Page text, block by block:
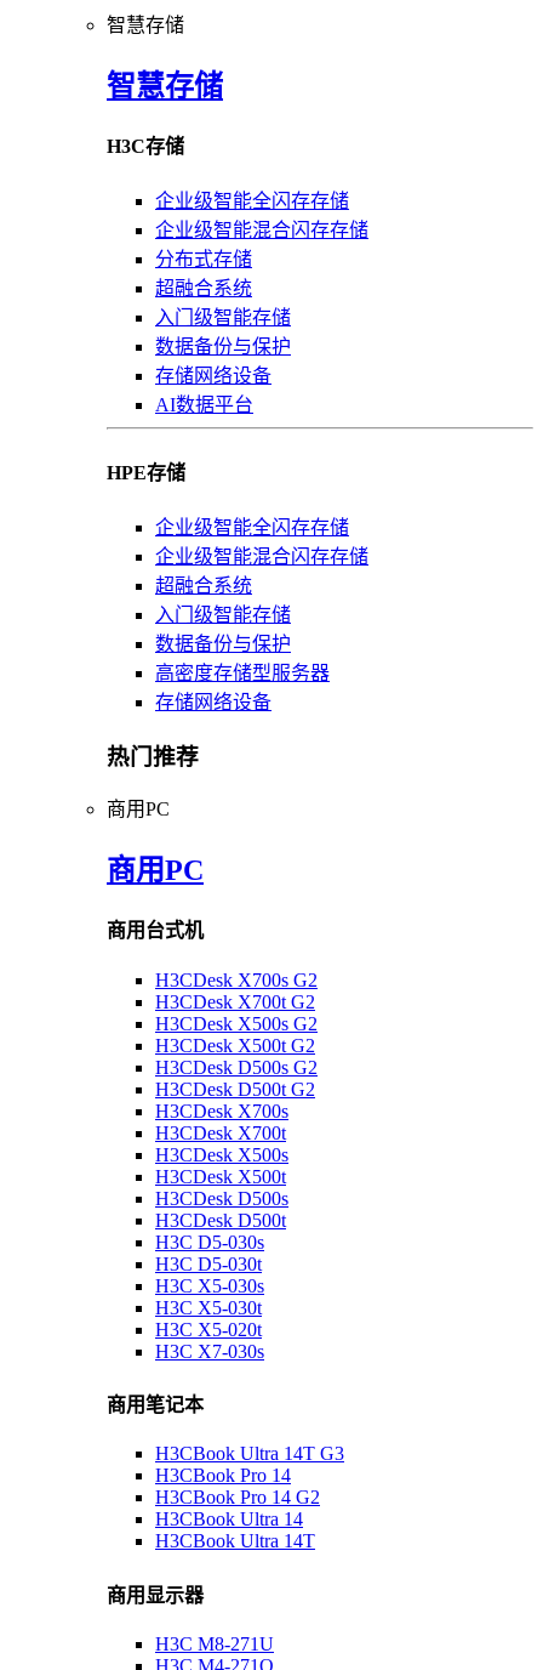
智慧存储
智慧存储
H3C存储
企业级智能全闪存存储
企业级智能混合闪存存储
分布式存储
超融合系统
入门级智能存储
数据备份与保护
存储网络设备
AI数据平台
HPE存储
企业级智能全闪存存储
企业级智能混合闪存存储
超融合系统
入门级智能存储
数据备份与保护
高密度存储型服务器
存储网络设备
热门推荐
商用PC
商用PC
商用台式机
H3CDesk X700s G2
H3CDesk X700t G2
H3CDesk X500s G2
H3CDesk X500t G2
H3CDesk D500s G2
H3CDesk D500t G2
H3CDesk X700s
H3CDesk X700t
H3CDesk X500s
H3CDesk X500t
H3CDesk D500s
H3CDesk D500t
H3C D5-030s
H3C D5-030t
H3C X5-030s
H3C X5-030t
H3C X5-020t
H3C X7-030s
商用笔记本
H3CBook Ultra 14T G3
H3CBook Pro 14
H3CBook Pro 14 G2
H3CBook Ultra 14
H3CBook Ultra 14T
商用显示器
H3C M8-271U
H3C M4-271Q